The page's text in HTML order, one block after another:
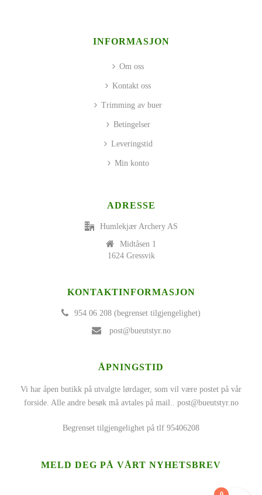
INFORMASJON
Om oss
Kontakt oss
Trimming av buer
Betingelser
Leveringstid
Min konto
ADRESSE
Humlekjær Archery AS
Midtåsen 1
1624 Gressvik
KONTAKTINFORMASJON
954 06 208 (begrenset tilgjengelighet)
post@bueutstyr.no
ÅPNINGSTID
Vi har åpen butikk på utvalgte lørdager, som vil være postet på vår
forside. Alle andre besøk må avtales på mail.. post@bueutstyr.no
Begrenset tilgjengelighet på tlf 95406208
MELD DEG PÅ VÅRT NYHETSBREV